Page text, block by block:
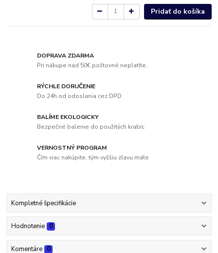
Pridať do košíka
DOPRAVA ZDARMA
Pri nákupe nad 50€ poštovné neplatíte.
RÝCHLE DORUČENIE
Do 24h od odoslania cez DPD
BALÍME EKOLOGICKY
Bezpečné balenie do použitých krabíc
VERNOSTNÝ PROGRAM
Čím viac nakúpite, tým vyššiu zľavu máte
Kompletné špecifikácie
Hodnotenie 0
Komentáre 0